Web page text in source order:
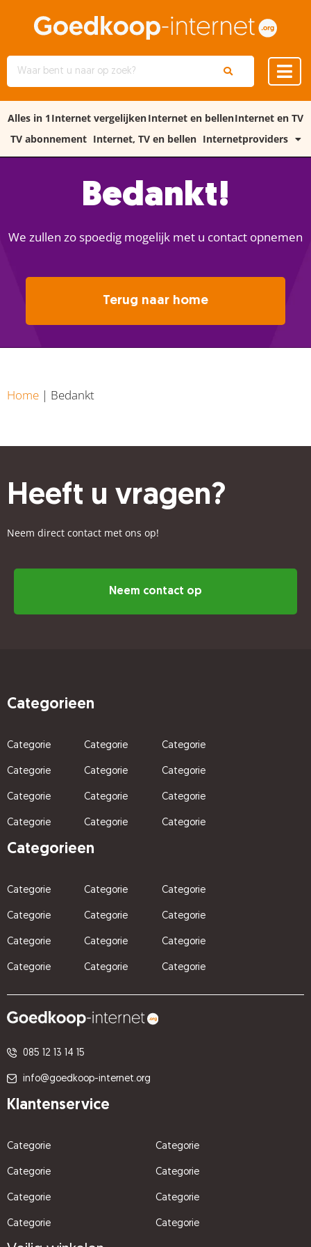
Alles in 1 Internet vergelijkenInternet en bellenInternet en TV
TV abonnement Internet, TV en bellen Internetproviders
Bedankt!
We zullen zo spoedig mogelijk met u contact opnemen
Terug naar home
Home | Bedankt
Heeft u vragen?
Neem direct contact met ons op!
Neem contact op
Categorieen
Categorie
Categorie
Categorie
Categorie
Categorie
Categorie
Categorie
Categorie
Categorie
Categorie
Categorie
Categorie
Categorieen
Categorie
Categorie
Categorie
Categorie
Categorie
Categorie
Categorie
Categorie
Categorie
Categorie
Categorie
Categorie
085 12 13 14 15
info@goedkoop-internet.org
Klantenservice
Categorie
Categorie
Categorie
Categorie
Categorie
Categorie
Categorie
Categorie